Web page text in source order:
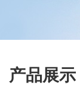
产品展示